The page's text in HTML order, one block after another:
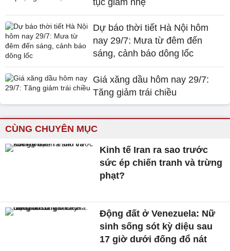
tục giảm nhẹ
Dự báo thời tiết Hà Nội hôm
nay 29/7: Mưa từ đêm đến
sáng, cảnh báo dông lốc
Giá xăng dầu hôm nay 29/7:
Tăng giảm trái chiều
CÙNG CHUYÊN MỤC
Kinh tế Iran ra sao trước
sức ép chiến tranh và trừng
phạt?
Động đất ở Venezuela: Nữ
sinh sống sót kỳ diệu sau
17 giờ dưới đống đổ nát